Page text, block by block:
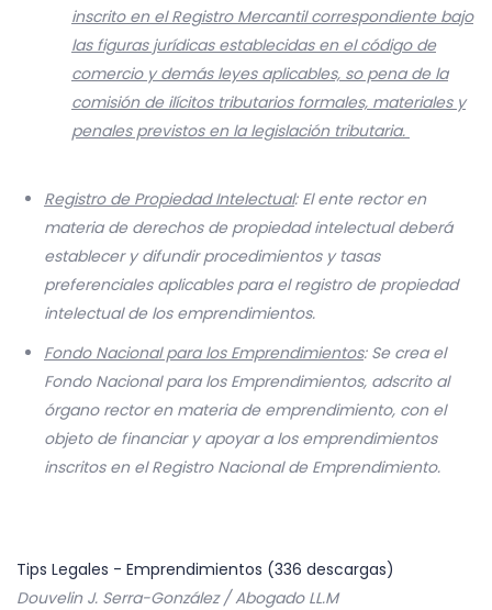
inscrito en el Registro Mercantil correspondiente bajo
las figuras jurídicas establecidas en el código de
comercio y demás leyes aplicables, so pena de la
comisión de ilícitos tributarios formales, materiales y
penales previstos en la legislación tributaria.
Registro de Propiedad Intelectual: El ente rector en
materia de derechos de propiedad intelectual deberá
establecer y difundir procedimientos y tasas
preferenciales aplicables para el registro de propiedad
intelectual de los emprendimientos.
Fondo Nacional para los Emprendimientos: Se crea el
Fondo Nacional para los Emprendimientos, adscrito al
órgano rector en materia de emprendimiento, con el
objeto de financiar y apoyar a los emprendimientos
inscritos en el Registro Nacional de Emprendimiento.
Tips Legales - Emprendimientos (336 descargas)
Douvelin J. Serra-González / Abogado LL.M